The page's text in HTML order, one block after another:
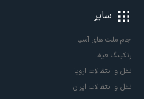
سایر
جام ملت های آسیا
رنکینگ فیفا
نقل و انتقالات اروپا
نقل و انتقالات ایران